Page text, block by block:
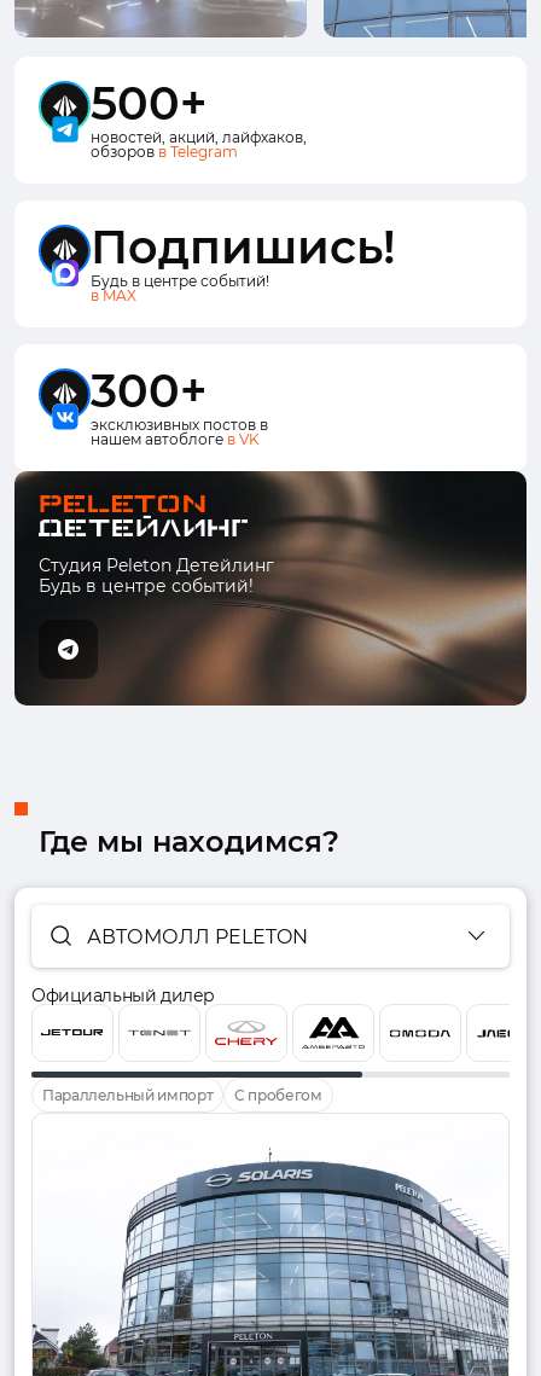
500+
новостей, акций, лайфхаков,
обзоров в Telegram
Подпишись!
Будь в центре событий!
в MAX
300+
эксклюзивных постов в
нашем автоблоге в VK
Студия Peleton Детейлинг
Будь в центре событий!
Где мы находимся?
АВТОМОЛЛ PELETON
Официальный дилер
Параллельный импорт С пробегом